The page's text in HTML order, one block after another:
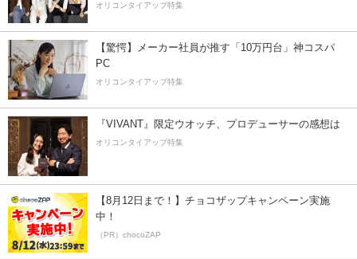
オリコンタイアップ特集
【驚愕】メーカー社員が推す「10万円台」神コスパ
PC
オリコンタイアップ特集
『VIVANT』限定ウオッチ、プロデューサーの感想は
オリコンタイアップ特集
【8月12日まで！】チョコザップキャンペーン実施
中！
（PR）chocoZAP